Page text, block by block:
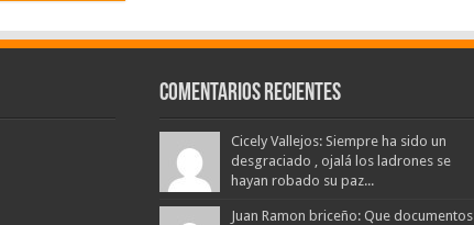
Comentarios Recientes
Cicely Vallejos: Siempre ha sido un
desgraciado , ojalá los ladrones se
hayan robado su paz...
Juan Ramon briceño: Que documentos